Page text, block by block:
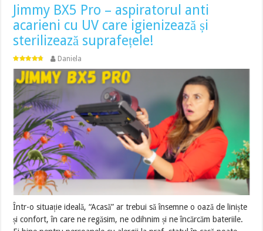
Jimmy BX5 Pro – aspiratorul anti
acarieni cu UV care igienizează și
sterilizează suprafețele!
Daniela
Într-o situație ideală, “Acasă” ar trebui să însemne o oază de liniște
și confort, în care ne regăsim, ne odihnim și ne încărcăm bateriile.